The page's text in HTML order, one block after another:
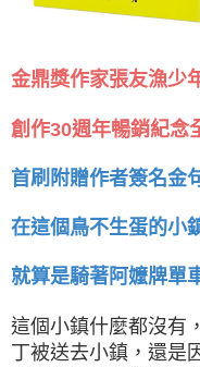
金鼎獎作家張友漁少
創作30週年暢銷紀念
首刷附贈作者簽名金
在這個鳥不生蛋的
就算是騎著阿嬤牌單
這個小鎮什麼都沒有
丁被送去小鎮，還